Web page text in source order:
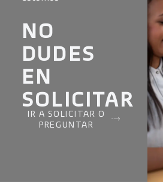
NO
DUDES
EN
SOLICITAR
IR A SOLICITAR O
PREGUNTAR